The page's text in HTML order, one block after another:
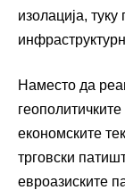
изолација,
Наместо да
економските
трговски
евроазиските